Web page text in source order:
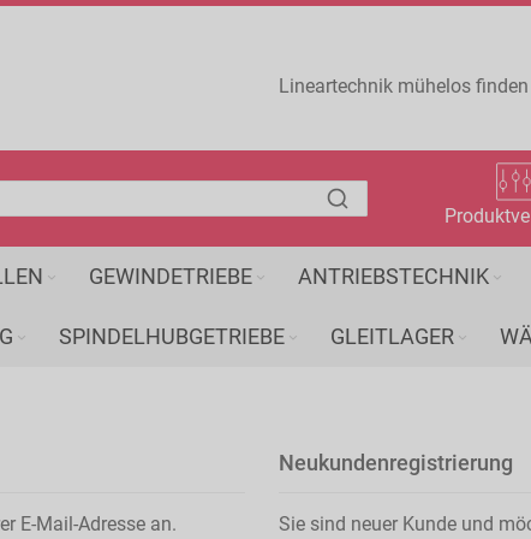
Lineartechnik mühelos
GEWINDETRIEBE ANTRIEBSTECHNIK
SPINDELHUBGETRIEBE GLEITLAGER
E-Mail-Adresse an.
Neukundenregistrierung
Sie sind neuer Kunde und